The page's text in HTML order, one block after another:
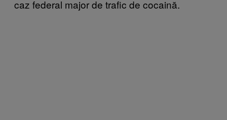
caz federal major de trafic de cocaină.